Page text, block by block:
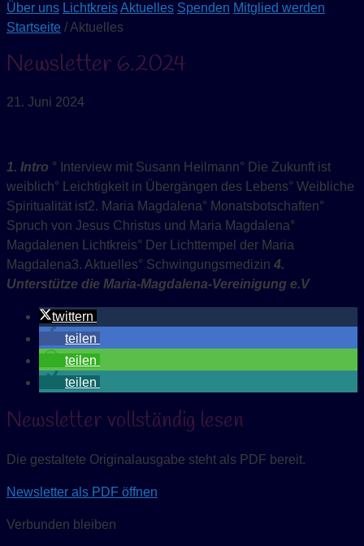
Über uns LichtkreisAktuelles Spenden Mitglied werden
Startseite / Aktuelles
Newsletter 6.2024
21. Juni 2024
1. Intro ° Interview mit Susann Heilmann° Die Zukunft ist
weiblich° Leichtigkeit in Übergängen des Lebens° Weibliche
Spiritualität ist2. Maria Magdalena° Monatsbotschaften°
Spruch von Jesus Christus und Maria Magdalena°
Magdalenen Lichtkreis° Der Lichttempel der Maria
Magdalena3. Aktuelles° Schwingungsmedizin 4.
Unterstütze die Maria-Magdalena-Vereinigung e.V
twittern
teilen
teilen
teilen
Newsletter vollständig lesen
Die gestaltete Originalausgabe steht als PDF bereit.
Newsletter als PDF öffnen
Verbunden bleiben